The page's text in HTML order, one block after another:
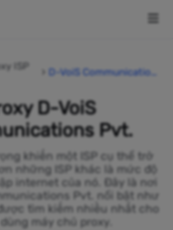
ISP
D-VoiS Communication
D-VoiS
Pvt.
khiến một ISP cụ thể trở
những ISP khác là mức độ
internet của nó. Đây là nơi
Pvt. nổi bật như
tìm kiếm nhiều nhất cho
máy chủ proxy.